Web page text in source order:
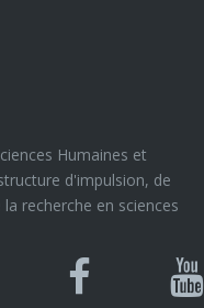
Humaines et
d'impulsion, de
recherche en sciences
Bluesky
Canal